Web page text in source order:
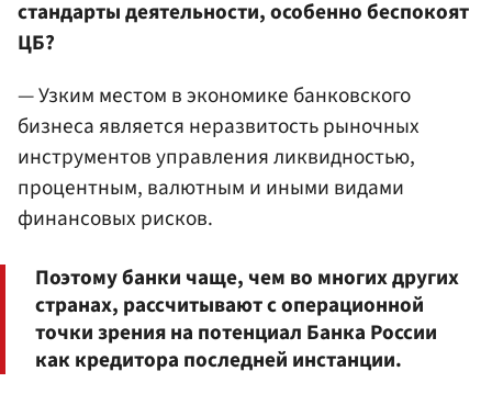
стандарты деятельности, особенно беспокоят
ЦБ?
— Узким местом в экономике банковского
бизнеса является неразвитость рыночных
инструментов управления ликвидностью,
процентным, валютным и иными видами
финансовых рисков.
Поэтому банки чаще, чем во многих других
странах, рассчитывают с операционной
точки зрения на потенциал Банка России
как кредитора последней инстанции.